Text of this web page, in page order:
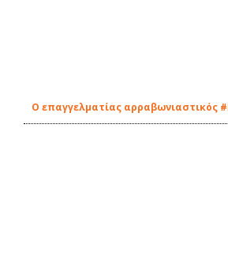
Ο επαγγελματίας αρραβωνιαστικός